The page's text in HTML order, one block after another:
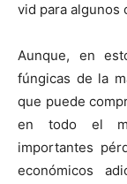
vid para algunos
Aunque, en
fúngicas de la
que puede
en todo el
importantes
económicos